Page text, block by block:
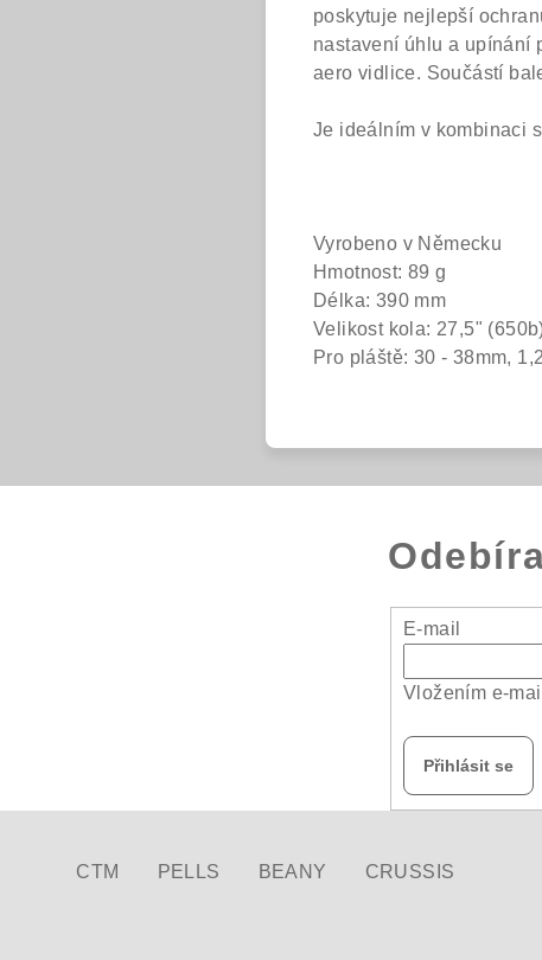
poskytuje nejlepší
nastavení úhlu a upínání
aero vidlice. Součástí
Je ideálním v kombinaci
Vyrobeno v Německu
Hmotnost: 89 g
Délka: 390 mm
Velikost kola: 27,5"
Pro pláště: 30 - 38mm,
E-mail
Vložením e-
Přihlásit se
CTM PELLS BEANY CRUSSIS